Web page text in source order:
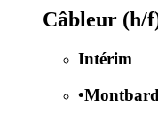
Câbleur (h/
Intérim
•